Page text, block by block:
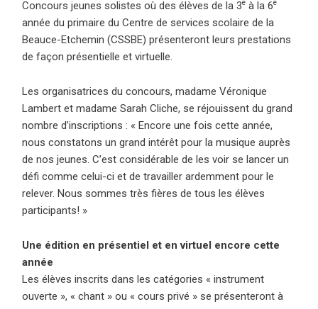
Concours jeunes solistes où des élèves de la 3e à la 6e
année du primaire du Centre de services scolaire de la
Beauce-Etchemin (CSSBE) présenteront leurs prestations
de façon présentielle et virtuelle.
Les organisatrices du concours, madame Véronique
Lambert et madame Sarah Cliche, se réjouissent du grand
nombre d’inscriptions : « Encore une fois cette année,
nous constatons un grand intérêt pour la musique auprès
de nos jeunes. C’est considérable de les voir se lancer un
défi comme celui-ci et de travailler ardemment pour le
relever. Nous sommes très fières de tous les élèves
participants! »
Une édition en présentiel et en virtuel encore cette
année
Les élèves inscrits dans les catégories « instrument
ouverte », « chant » ou « cours privé » se présenteront à